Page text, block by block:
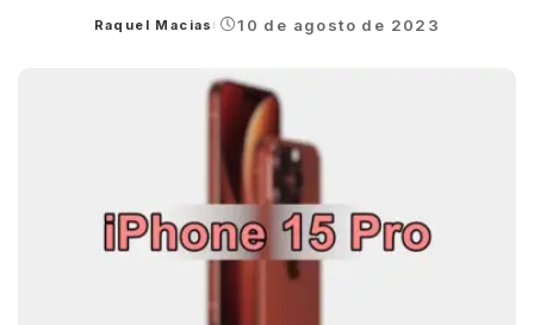
Posted
Raquel Macias 10 de agosto de 2023